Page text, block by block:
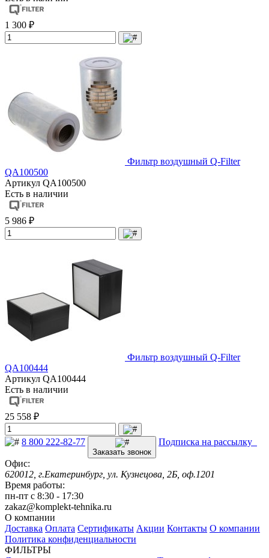
1 300 ₽
Фильтр воздушный Q-Filter
QA100500
Артикул QA100500
Есть в наличии
5 986 ₽
Фильтр воздушный Q-Filter
QA100444
Артикул QA100444
Есть в наличии
25 558 ₽
8 800 222-82-77
Заказать звонок
Подписка на рассылку
Офис:
620012, г.Екатеринбург, ул. Кузнецова, 2Б, оф.1201
Время работы:
пн-пт с 8:30 - 17:30
zakaz@komplekt-tehnika.ru
О компании
Доставка Оплата Сертификаты Акции Контакты О компании
Политика конфиденциальности
ФИЛЬТРЫ